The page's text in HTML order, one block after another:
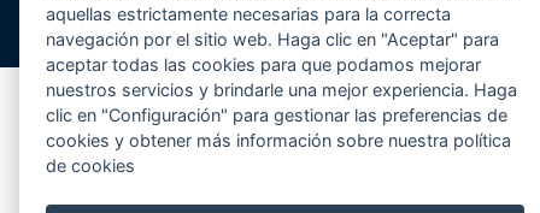
aquellas estrictamente necesarias para la correcta
navegación por el sitio web. Haga clic en "Aceptar" para
aceptar todas las cookies para que podamos mejorar
nuestros servicios y brindarle una mejor experiencia. Haga
clic en "Configuración" para gestionar las preferencias de
cookies y obtener más información sobre nuestra política
de cookies